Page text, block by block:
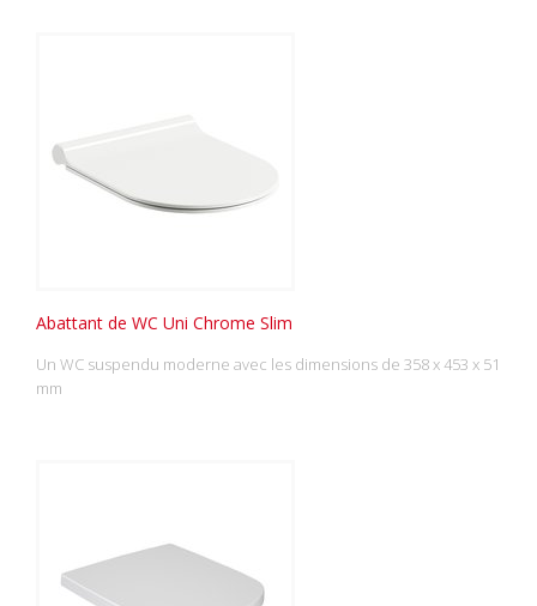
Abattant de WC Uni Chrome Slim
Un WC suspendu moderne avec les dimensions de 358 x 453 x 51
mm